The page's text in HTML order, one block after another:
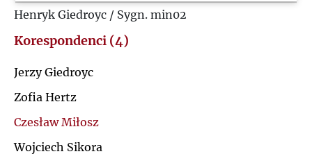
Henryk Giedroyc / Sygn. min02
Korespondenci (4)
Jerzy Giedroyc
Zofia Hertz
Czesław Miłosz
Wojciech Sikora